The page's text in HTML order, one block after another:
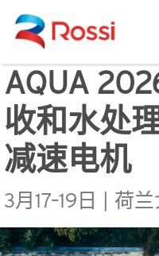
AQUA
收和水处
减速电机
3月17–19日 | 荷